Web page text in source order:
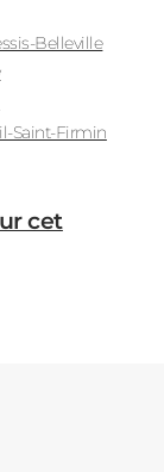
Belleville
Saint-Firmin
cet